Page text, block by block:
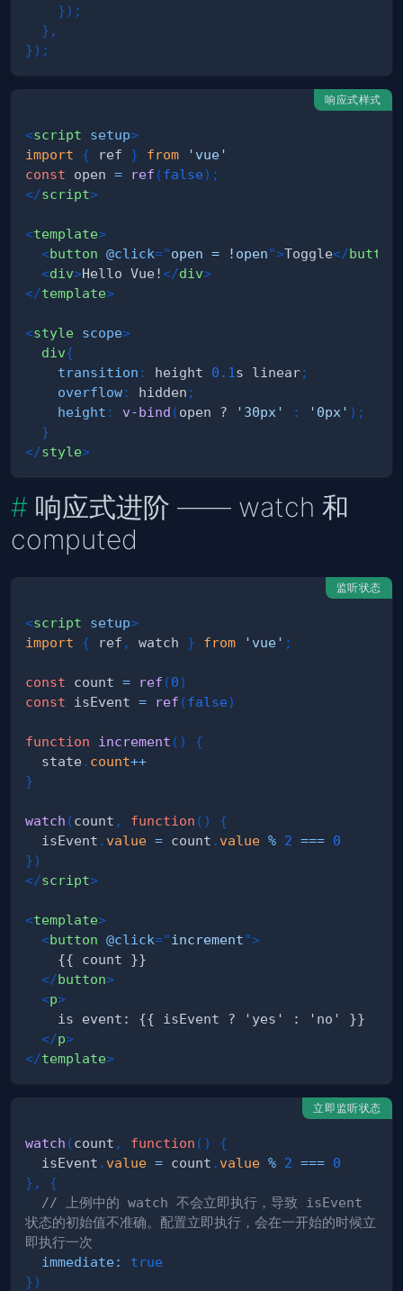
}) ;
} ,
}) ;
响应式样式
<script setup>
import
{ ref } from
'vue'
const open = ref (false) ;
</script>
<template>
<button @click="open = !open">Toggle</button
<div>Hello Vue!</div>
</template>
<style scope>
div{
transition : height 0.1 s linear;
overflow: hidden ;
height : v-bind (open ? '30px' : '0px' ) ;
}
</style>
响应式进阶 —— watch 和
computed
监听状态
<script setup>
import
{ ref , watch } from 'vue' ;
const count = ref (0)
const isEvent = ref (false)
function increment ( )
{
  state
. count++
}
watch (count , function ( )
{
  isEvent
. value = count . value % 2 === 0
})
</script>
<template>
<button @click="increment">
</button>
<p>
</p>
</template>
立即监听状态
watch (count , function ( )
{
  isEvent
. value = count . value % 2 === 0
} ,
{
// 上例中的 watch 不会立即执行，导致 isEvent
状态的初始值不准确。配置立即执行，会在一开始的时候立
即执行一次
immediate:
true
})